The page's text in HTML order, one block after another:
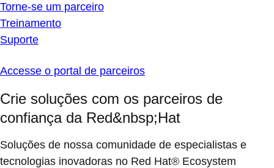
Torne-se um parceiro
Treinamento
Suporte
Accesse o portal de parceiros
Crie soluções com os parceiros de
confiança da Red&nbsp;Hat
Soluções de nossa comunidade de especialistas e
tecnologias inovadoras no Red Hat® Ecosystem